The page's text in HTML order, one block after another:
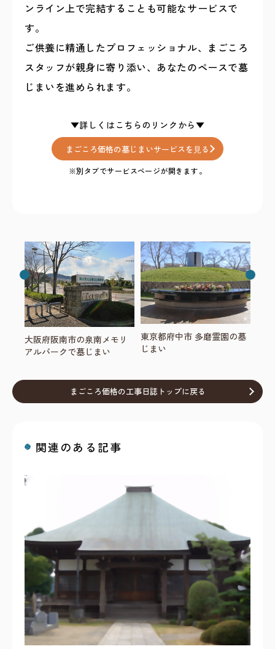
ンライン上で完結することも可能なサービスで
す。
ご供養に精通したプロフェッショナル、まごころ
スタッフが親身に寄り添い、あなたのペースで墓
じまいを進められます。
まごころ価格の墓じまいサービスを⾒る
大阪府阪南市の泉南メモリ
アルパークで墓じまい
東京都府中市 多磨霊園の墓
じまい
まごころ価格の工事日誌トップに戻る
関連のある記事